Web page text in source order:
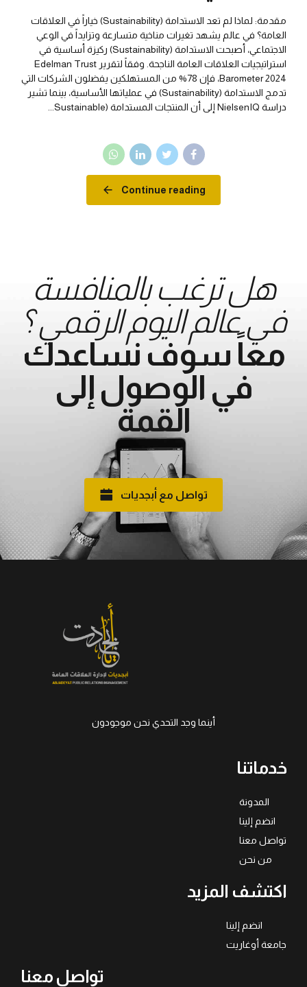
مقدمة: لماذا لم تعد الاستدامة (Sustainability) خياراً في العلاقات
العامة؟ في عالم يشهد تغيرات مناخية متسارعة وتزايداً في الوعي
الاجتماعي، أصبحت الاستدامة (Sustainability) ركيزة أساسية في
استراتيجيات العلاقات العامة الناجحة. وفقاً لتقرير Edelman Trust
Barometer 2024، فإن 78% من المستهلكين يفضلون الشركات التي
تدمج الاستدامة (Sustainability) في عملياتها الأساسية، بينما تشير
دراسة NielsenIQ إلى أن المنتجات المستدامة (Sustainable...
Continue reading
هل ترغب بالمنافسة
في عالم اليوم الرقمي ؟
معاً سوف نساعدك
في الوصول إلى
القمة
تواصل مع أبجديات
أينما وجد التحدي نحن موجودون
خدماتنا
المدونة
انضم إلينا
تواصل معنا
من نحن
اكتشف المزيد
انضم إلينا
جامعة أوغاريت
تواصل معنا